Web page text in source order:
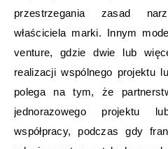
przestrzegania zasad
właściciela marki. Innym
venture, gdzie dwie lub
realizacji wspólnego projektu
polega na tym, że
jednorazowego projektu
współpracy, podczas gdy